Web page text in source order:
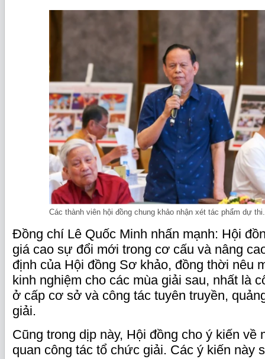
Các thành viên hội đồng chung khảo nhận xét tác phẩm dự thi.
Đồng chí Lê Quốc Minh nhấn mạnh: Hội
giá cao sự đổi mới trong cơ cấu và nâng
định của Hội đồng Sơ khảo, đồng thời nêu
kinh nghiệm cho các mùa giải sau, nhất là
ở cấp cơ sở và công tác tuyên truyền,
giải.
Cũng trong dịp này, Hội đồng cho ý kiến về
quan công tác tổ chức giải. Các ý kiến này